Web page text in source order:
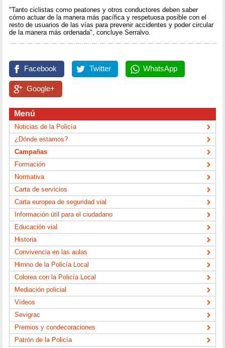
"Tanto ciclistas como peatones y otros conductores deben saber
cómo actuar de la manera más pacífica y respetuosa posible con el
resto de usuarios de las vías para prevenir accidentes y poder circular
de la manera más ordenada", concluye Serralvo.
Facebook Twitter WhatsApp
Google+
Menú
Noticias de la Policía
¿Dónde estamos?
Campañas
Formación
Normativa
Carta de servicios
Carta europea de seguridad vial
Información útil para el ciudadano
Educación vial
Historia
Convivencia en las aulas
Himno de la Policía Local
Colorea con la Policía Local
Mediación policial
Vídeos
Sevigrac
Premios y condecoraciones
Patrón de la Policía